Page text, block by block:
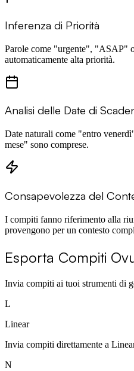
Inferenza di Priorità
Parole come "urgente", "ASAP"
automaticamente alta priorità.
Analisi delle Date di
Date naturali come "entro
mese" sono comprese.
Consapevolezza del
I compiti fanno riferimento alla
provengono per un contesto
Esporta Compiti
Invia compiti ai tuoi strumenti di
L
Linear
Invia compiti direttamente a
N